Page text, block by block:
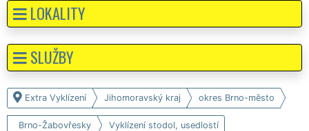
Extra Vyklízení Jihomoravský kraj okres Brno-město
Brno-Žabovřesky Vyklízení stodol, usedlostí
LOKALITY
SLUŽBY